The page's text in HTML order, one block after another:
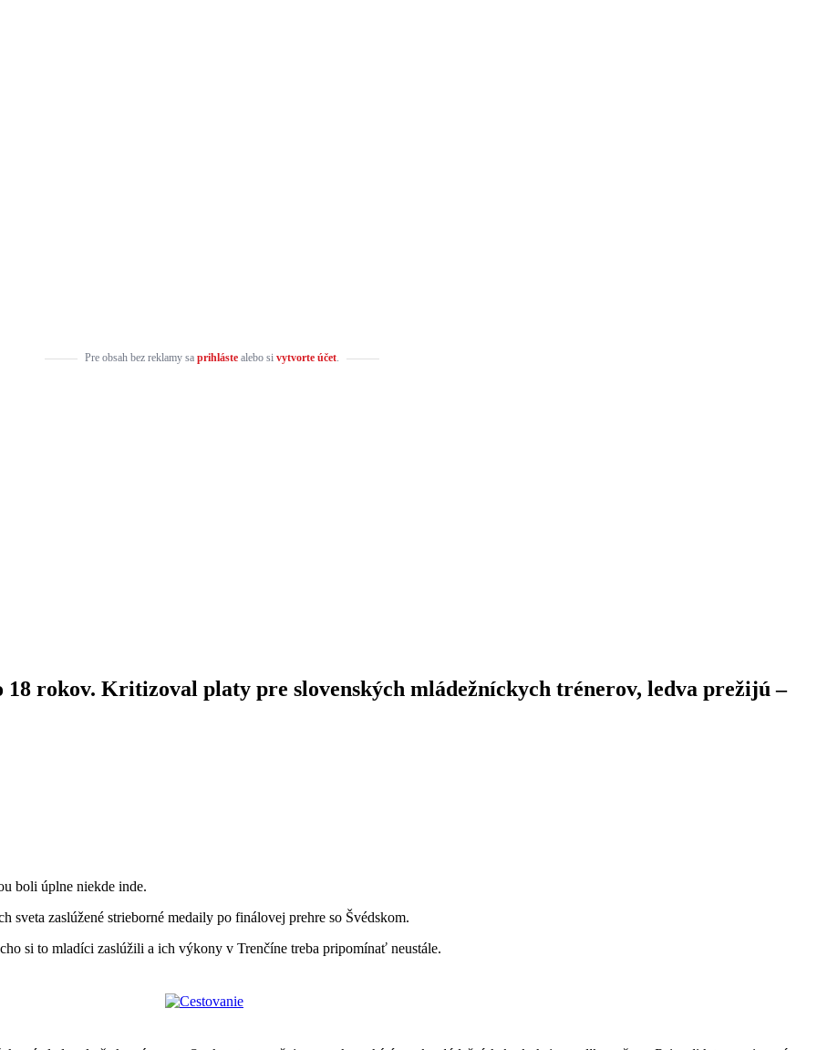
Pre obsah bez reklamy sa prihlástealebo si vytvorte účet.
18 rokov. Kritizoval platy pre slovenských mládežníckych trénerov, ledva prežijú –
boli úplne niekde inde.
zaslúžené strieborné medaily po finálovej prehre so Švédskom.
si to mladíci zaslúžili a ich výkony v Trenčíne treba pripomínať neustále.